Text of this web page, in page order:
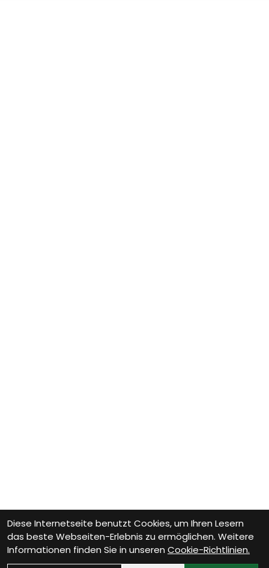
Diese Internetseite benutzt Cookies, um Ihren Lesern
das beste Webseiten-Erlebnis zu ermöglichen. Weitere
Informationen finden Sie in unseren Cookie-Richtlinien.